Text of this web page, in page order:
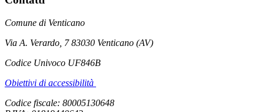
Comune di Venticano
Via A. Verardo, 7 83030 Venticano (AV)
Codice Univoco UF846B
Obiettivi di accessibilità
Codice fiscale: 80005130648